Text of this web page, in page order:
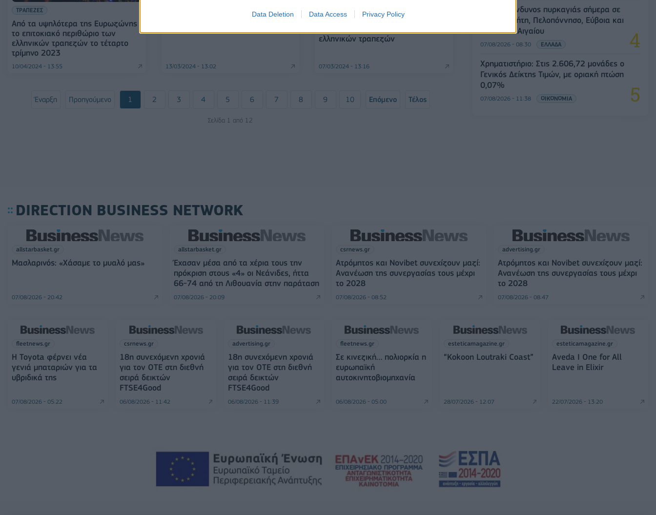
Data Deletion Data Access Privacy Policy
ΤΡΑΠΕΖΕΣ
Από τα υψηλότερα της Ευρωζώνης
το επιτοκιακό περιθώριο των
ελληνικών τραπεζών το τέταρτο
τρίμηνο 2023
10/04/2024 - 13:55 13/03/2024 - 13:02
Τράπεζα της Ελλάδος: Στο 29% η
συμμετοχή των γυναικών στα
ελληνικών τραπεζών
07/03/2024 - 13:16
Έναρξη Προηγούμενο 1 2 3 4 5 6 7 8 9 10 Επόμενο Τέλος
Σελίδα 1 από 12
Υψηλός κίνδυνος πυρκαγιάς σήμερα σε
Αττική, Κρήτη, Πελοπόννησο, Εύβοια και
νησιά του Αιγαίου
07/08/2026 - 08:30 ΕΛΛΑΔΑ
Χρηματιστήριο: Στις 2.606,72 μονάδες ο
Γενικός Δείκτης Τιμών, με οριακή πτώση
0,07%
07/08/2026 - 11:38 ΟΙΚΟΝΟΜΙΑ
DIRECTION BUSINESS NETWORK
allstarbasket.gr
Μασλαρινός: «Χάσαμε το μυαλό μας»
07/08/2026 - 20:42
allstarbasket.gr
Έχασαν μέσα από τα χέρια τους την
πρόκριση στους «4» οι Νεάνιδες, ήττα
66-74 από τη Λιθουανία στην παράταση
07/08/2026 - 20:09
csrnews.gr
Ατρόμητος και Novibet συνεχίζουν μαζί:
Ανανέωση της συνεργασίας τους μέχρι
το 2028
07/08/2026 - 08:52
advertising.gr
Ατρόμητος και Novibet συνεχίζουν μαζί:
Ανανέωση της συνεργασίας τους μέχρι
το 2028
07/08/2026 - 08:47
fleetnews.gr
Η Toyota φέρνει νέα
γενιά μπαταριών για τα
υβριδικά της
07/08/2026 - 05:22
csrnews.gr
18η συνεχόμενη χρονιά
για τον ΟΤΕ στη διεθνή
σειρά δεικτών
FTSE4Good
06/08/2026 - 11:42
advertising.gr
18η συνεχόμενη χρονιά
για τον ΟΤΕ στη διεθνή
σειρά δεικτών
FTSE4Good
06/08/2026 - 11:39
fleetnews.gr
Σε κινεζική… πολιορκία η
ευρωπαϊκή
αυτοκινητοβιομηχανία
06/08/2026 - 05:00
esteticamagazine.gr
“Kokoon Loutraki Coast”
28/07/2026 - 12:07
esteticamagazine.gr
Aveda I One for All
Leave in Elixir
22/07/2026 - 13:20